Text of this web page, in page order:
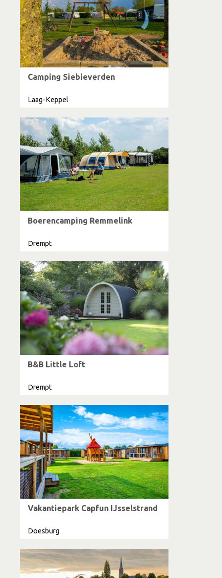
Camping Siebieverden
Laag-Keppel
Boerencamping Remmelink
Drempt
B&B Little Loft
Drempt
Vakantiepark Capfun IJsselstrand
Doesburg